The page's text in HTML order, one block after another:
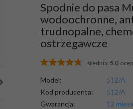
Spodnie do pasa
wodoochronne,
trudnopalne,
ostrzegawcze
średnia: 5.0
Model:
512/A
Kod producenta:
512/A
Gwarancja:
12